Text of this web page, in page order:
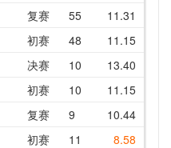
复赛 55 11.31
初赛
48 11.15
决赛 10 13.40
初赛
10 11.15
复赛 9 10.44
初赛
11 8.58